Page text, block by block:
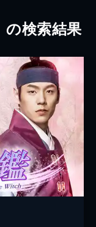
の検索結果